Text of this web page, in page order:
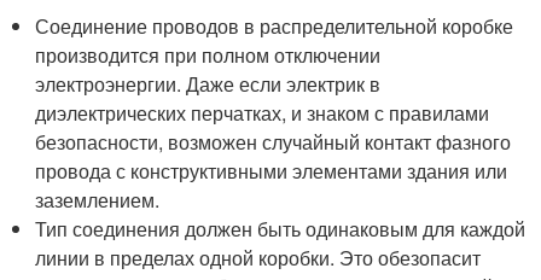
Соединение проводов в распределительной коробке
производится при полном отключении
электроэнергии. Даже если электрик в
диэлектрических перчатках, и знаком с правилами
безопасности, возможен случайный контакт фазного
провода с конструктивными элементами здания или
заземлением.
Тип соединения должен быть одинаковым для каждой
линии в пределах одной коробки. Это обезопасит